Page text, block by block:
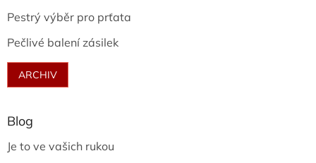
Pestrý výběr pro prťata
Pečlivé balení zásilek
ARCHIV
Blog
Je to ve vašich rukou